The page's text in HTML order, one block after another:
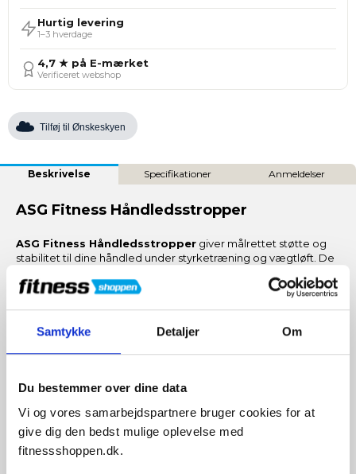
Samtykke Detaljer Om
Du bestemmer over dine data
Vi og vores samarbejdspartnere bruger cookies for at
give dig den bedst mulige oplevelse med
fitnessshoppen.dk.
Hurtig levering
1–3 hverdage
4,7 ★ på E-mærket
Verificeret webshop
Tilføj til Ønskeskyen
Beskrivelse Specifikationer Anmeldelser
ASG Fitness Håndledsstropper
ASG Fitness Håndledsstropper giver målrettet støtte og
stabilitet til dine håndled under styrketræning og vægtløft. De
under tunge løft, så du kan fokusere på teknik og progression.
Stropperne er nemme at justere takket være en pålidelig
holdbarhed og komfort.
Stabiliserer håndleddene
Mindsker bevægelse i håndleddet ved tunge løft og
reducerer risikoen for overbelastning.